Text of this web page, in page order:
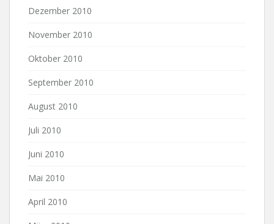
Dezember 2010
November 2010
Oktober 2010
September 2010
August 2010
Juli 2010
Juni 2010
Mai 2010
April 2010